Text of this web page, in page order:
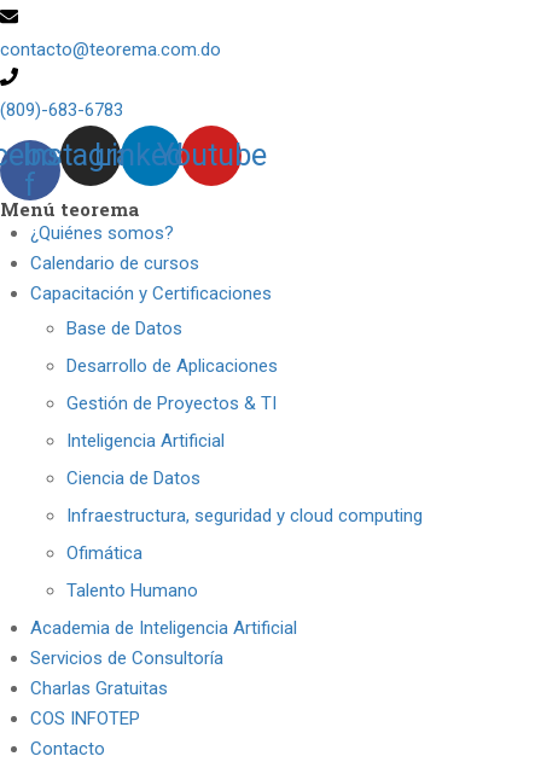
contacto@teorema.com.do
(809)-683-6783
f
Instagram
LinkedinYoutube
Menú teorema
¿Quiénes somos?
Calendario de cursos
Capacitación y Certificaciones
Base de Datos
Desarrollo de Aplicaciones
Gestión de Proyectos & TI
Inteligencia Artificial
Ciencia de Datos
Infraestructura, seguridad y cloud computing
Ofimática
Talento Humano
Academia de Inteligencia Artificial
Servicios de Consultoría
Charlas Gratuitas
COS INFOTEP
Contacto